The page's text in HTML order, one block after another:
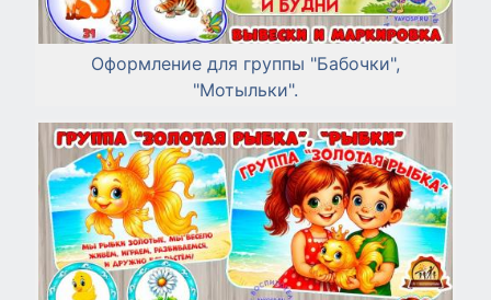
Оформление для группы "Бабочки",
"Мотыльки".